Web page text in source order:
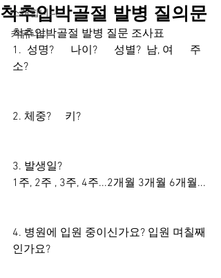
소개합니다
커뮤니티
척추압박골절 발병 질의문
척추압박골절 발병 질문 조사표
1.  성명?      나이?      성별?  남, 여      주
소?
2. 체중?     키?
3. 발생일?
1주, 2주 , 3주, 4주...2개월 3개월 6개월...
4. 병원에 입원 중이신가요? 입원 며칠째
인가요?